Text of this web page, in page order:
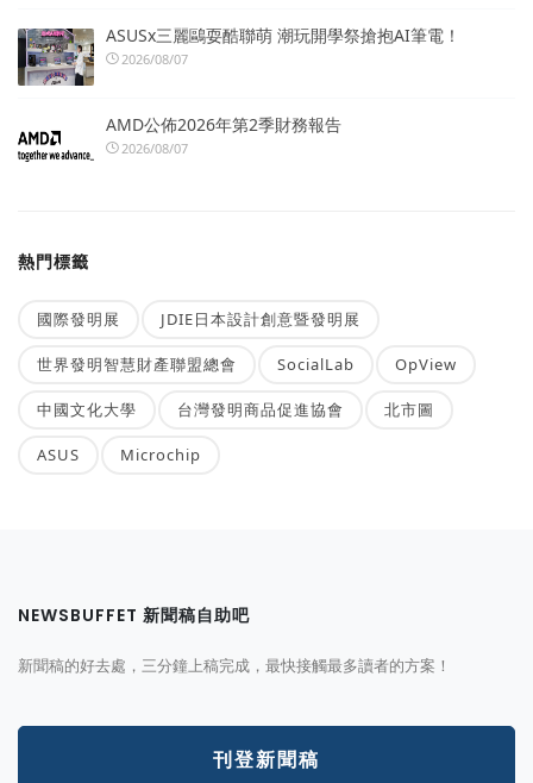
ASUSx三麗鷗耍酷聯萌 潮玩開學祭搶抱AI筆電！
2026/08/07
AMD公佈2026年第2季財務報告
2026/08/07
熱門標籤
國際發明展 JDIE日本設計創意暨發明展
世界發明智慧財產聯盟總會 SocialLab OpView
中國文化大學 台灣發明商品促進協會 北市圖
ASUS Microchip
NEWSBUFFET 新聞稿自助吧
新聞稿的好去處，三分鐘上稿完成，最快接觸最多讀者的方案！
刊登新聞稿